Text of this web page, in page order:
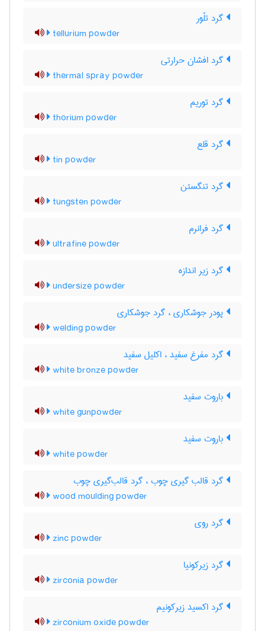
گرد تلّور
tellurium powder
گرد افشان حرارتی
thermal spray powder
گرد توریم
thorium powder
گرد قلع
tin powder
گرد تنگستن
tungsten powder
گرد فرانرم
ultrafine powder
گرد زیر اندازه
undersize powder
پودر جوشکاری ، گرد جوشکاری
welding powder
گرد مفرغ سفید ، اکلیل سفید
white bronze powder
باروت سفید
white gunpowder
باروت سفید
white powder
گرد قالب گیری چوب ، گرد قالب‌گیری چوب
wood moulding powder
گرد روی
zinc powder
گرد زیرکونیا
zirconia powder
گرد اکسید زیرکونیم
zirconium oxide powder